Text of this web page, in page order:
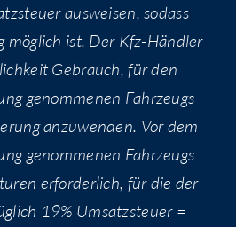
aus­wei­sen, sodass
mög­lich ist. Der Kfz-Händ­ler
Gebrauch, für den
genom­me­nen Fahr­zeugs
anzu­wen­den. Vor dem
genom­me­nen Fahr­zeugs
erfor­der­lich, für die der
19% Umsatz­steu­er =